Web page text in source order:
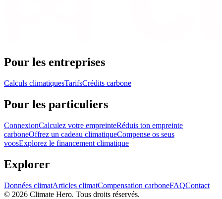
Pour les entreprises
Calculs climatiquesTarifsCrédits carbone
Pour les particuliers
ConnexionCalculez votre empreinteRéduis ton empreinte
carboneOffrez un cadeau climatiqueCompense os seus
voosExplorez le financement climatique
Explorer
Données climatArticles climatCompensation carboneFAQContact
© 2026 Climate Hero. Tous droits réservés.